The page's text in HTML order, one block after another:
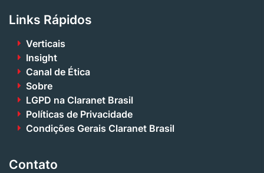
Links Rápidos
Verticais
Insight
Canal de Ética
Sobre
LGPD na Claranet Brasil
Políticas de Privacidade
Condições Gerais Claranet Brasil
Contato